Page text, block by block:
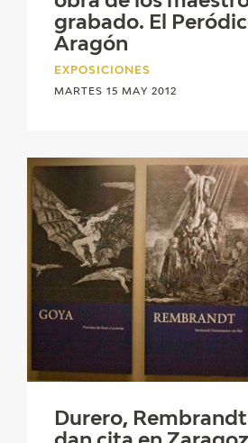
CATÁLOGO
GOYA EN EL MUNDO
EDICIONES
PUBLICACIONES
TIENDA
EDUCA
grabado. El
Aragón
EXPOSICIONES
MARTES 15 MAY 2012
Durero,